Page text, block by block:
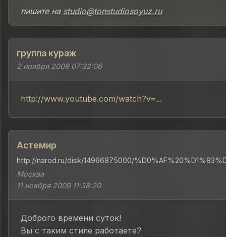
пишите на studio@tonstudiosoyuz.ru
группа кураж
2 ноября 2009 07:32:06
http://www.youtube.com/watch?v=...
Астемир
http://narod.ru/disk/14966875000/
Москва
11 ноября 2009 11:38:20
Доброго времени суток!
Вы с таким стиле работаете?